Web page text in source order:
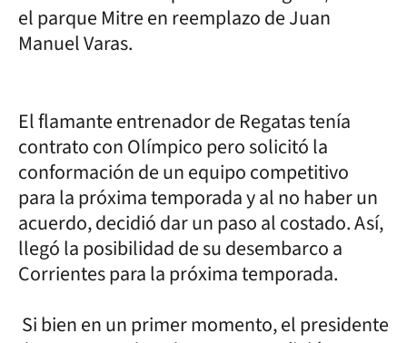
el parque Mitre en reemplazo de Juan
Manuel Varas.
El flamante entrenador de Regatas tenía
contrato con Olímpico pero solicitó la
conformación de un equipo competitivo
para la próxima temporada y al no haber un
acuerdo, decidió dar un paso al costado. Así,
llegó la posibilidad de su desembarco a
Corrientes para la próxima temporada.
Si bien en un primer momento, el presidente